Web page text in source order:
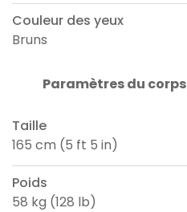
Couleur des yeux
Bruns
Paramètres du corps
Taille
165 cm (5 ft 5 in)
Poids
58 kg (128 lb)